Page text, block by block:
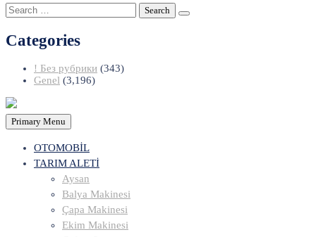
Search
for:
Categories
! Без рубрики (343)
Genel (3,196)
Primary Menu
OTOMOBİL
TARIM ALETİ
Aysan
Balya Makinesi
Çapa Makinesi
Ekim Makinesi